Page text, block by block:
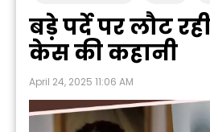
बड़े पर्दे पर लौट
केस की कहानी
April 24, 2025 11:06 AM